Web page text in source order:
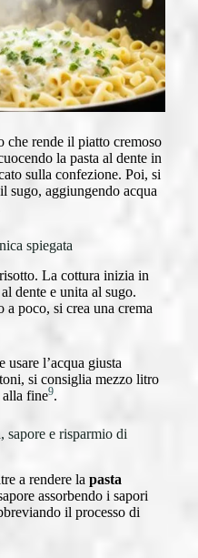
che rende il piatto cremoso
la pasta al dente in
sulla confezione. Poi, si
sugo, aggiungendo acqua
spiegata
La cottura inizia in
dente e unita al sugo.
poco, si crea una crema
usare l’acqua giusta
si consiglia mezzo litro
alla fine9.
sapore e risparmio di
a rendere la pasta
assorbendo i sapori
il processo di